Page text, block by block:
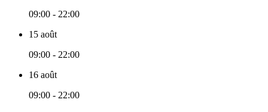
09:00 - 22:00
15 août
09:00 - 22:00
16 août
09:00 - 22:00